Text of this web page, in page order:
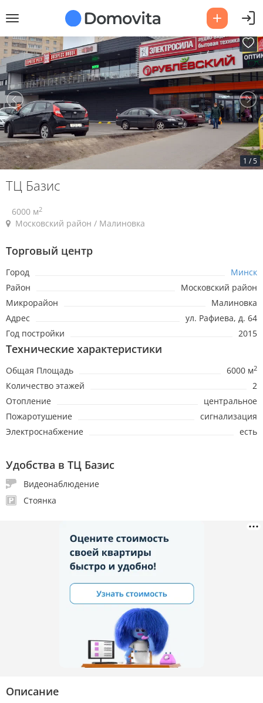
1 /5
ТЦ Базис
6000 м2
Московский район / Малиновка
Торговый центр
Город
Минск
Район
Московский район
Микрорайон
Малиновка
Адрес
ул. Рафиева, д. 64
Год постройки
2015
Технические характеристики
Общая Площадь 6000 м2
Количество этажей
2
Отопление
центральное
Пожаротушение
сигнализация
Электроснабжение
есть
Удобства в ТЦ Базис
Видеонаблюдение
Стоянка
Описание